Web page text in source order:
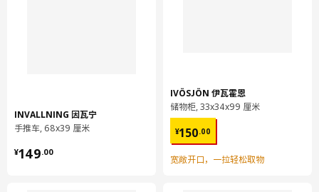
INVALLNING 因瓦宁
手推车, 68x39 厘米
¥149.00
¥ 149.00
IVÖSJÖN 伊瓦霍恩
储物柜, 33x34x99 厘米
¥150.00
¥ 150.00
宽敞开口，一拉轻松取物